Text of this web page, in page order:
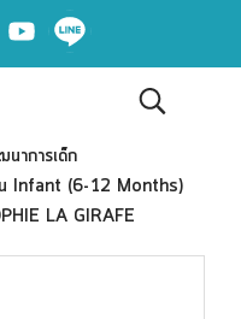
นาการเด็ก
น Infant (6-12 Months)
LA GIRAFE